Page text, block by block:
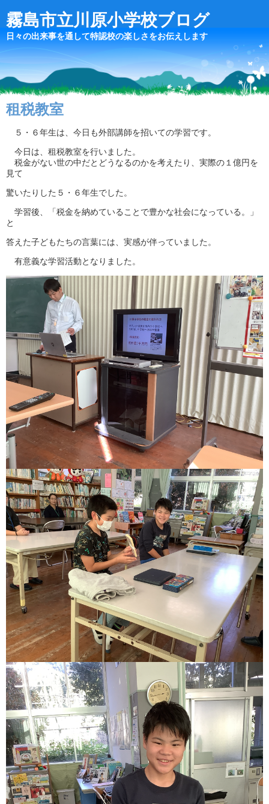
霧島市立川原小学校ブログ
日々の出来事を通して特認校の楽しさをお伝えします
租税教室
５・６年生は、今日も外部講師を招いての学習です。
今日は、租税教室を行いました。
税金がない世の中だとどうなるのかを考えたり、実際の１億円を
見て
驚いたりした５・６年生でした。
学習後、「税金を納めていることで豊かな社会になっている。」
と
答えた子どもたちの言葉には、実感が伴っていました。
有意義な学習活動となりました。